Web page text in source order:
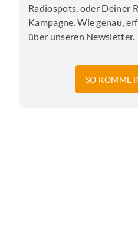
Radiospots, oder Deiner
Kampagne. Wie genau,
über unseren Newsletter.
SO KOMME